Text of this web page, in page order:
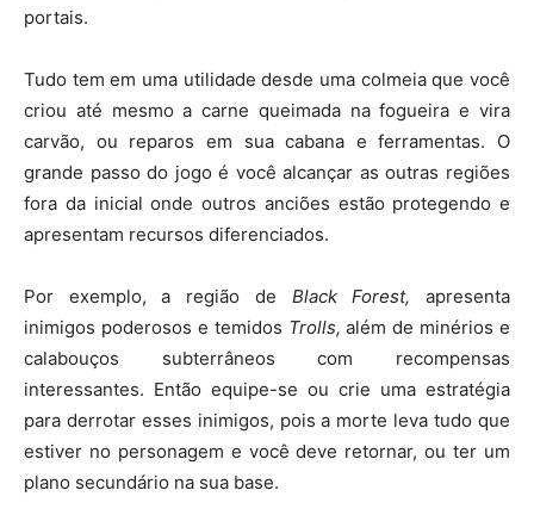
portais.
Tudo tem em uma utilidade desde uma colmeia que você
criou até mesmo a carne queimada na fogueira e vira
carvão, ou reparos em sua cabana e ferramentas. O
grande passo do jogo é você alcançar as outras regiões
fora da inicial onde outros anciões estão protegendo e
apresentam recursos diferenciados.
Por exemplo, a região de Black Forest, apresenta
inimigos poderosos e temidos Trolls, além de minérios e
calabouços subterrâneos com recompensas
interessantes. Então equipe-se ou crie uma estratégia
para derrotar esses inimigos, pois a morte leva tudo que
estiver no personagem e você deve retornar, ou ter um
plano secundário na sua base.